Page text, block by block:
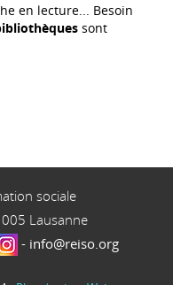
en lecture... Besoin
sont
sociale
Lausanne
- info@reiso.org